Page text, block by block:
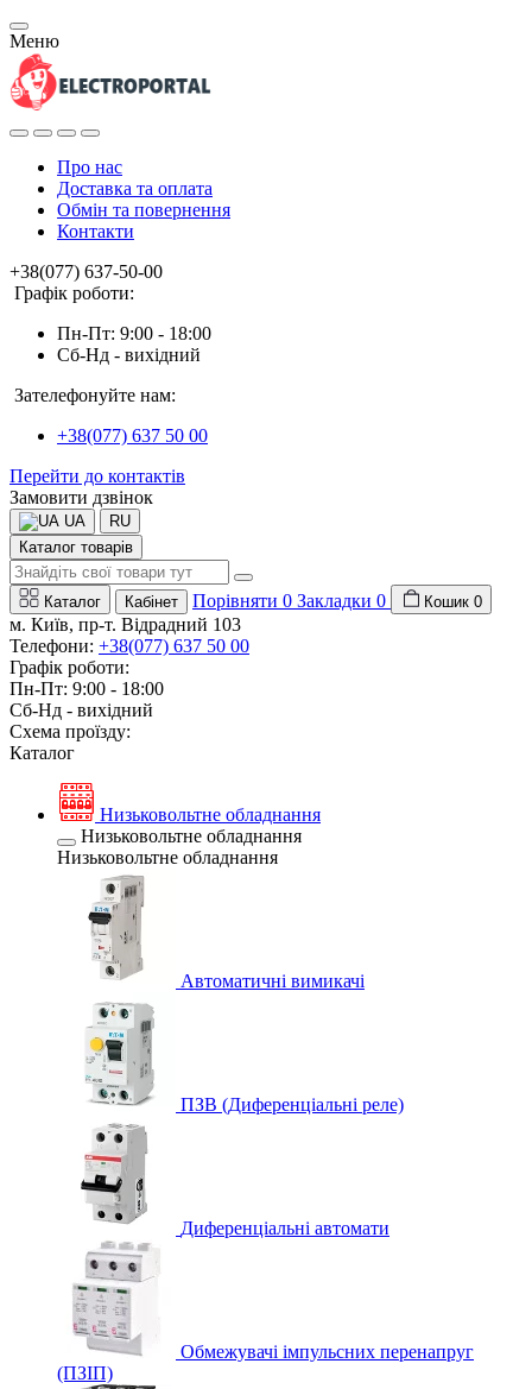
Меню
Про нас
Доставка та оплата
Обмін та повернення
Контакти
+38(077) 637-50-00
Графік роботи:
Пн-Пт: 9:00 - 18:00
Сб-Нд - вихідний
Зателефонуйте нам:
+38(077) 637 50 00
Перейти до контактів
Замовити дзвінок
UA
RU
Каталог товарів
Каталог Кабінет Порівняти 0 Закладки 0 Кошик 0
м. Київ, пр-т. Відрадний 103
Телефони: +38(077) 637 50 00
Графік роботи:
Пн-Пт: 9:00 - 18:00
Сб-Нд - вихідний
Схема проїзду:
Каталог
Низьковольтне обладнання
Низьковольтне обладнання
Низьковольтне обладнання
Автоматичні вимикачі
ПЗВ (Диференціальні реле)
Диференціальні автомати
Обмежувачі імпульсних перенапруг
(ПЗІП)